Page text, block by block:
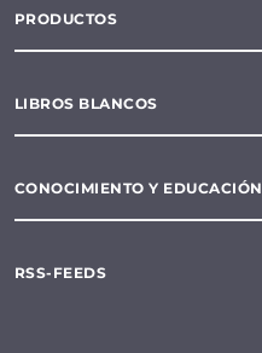
PRODUCTOS
LIBROS BLANCOS
CONOCIMIENTO Y EDUCACIÓN
RSS-FEEDS